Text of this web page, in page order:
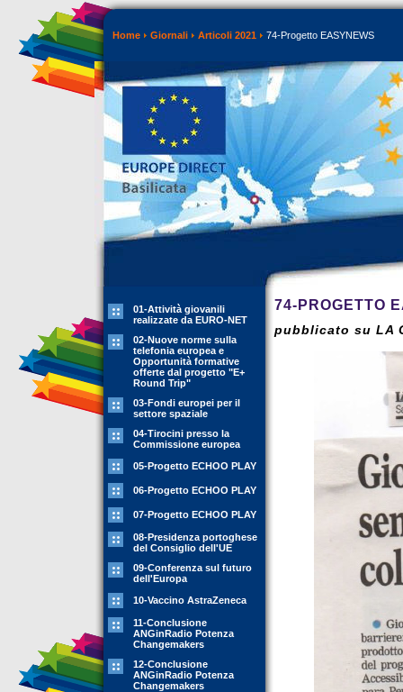
Home Giornali Articoli 2021 74-Progetto EASYNEWS
01-Attività giovanili
realizzate da EURO-NET
02-Nuove norme sulla
telefonia europea e
Opportunità formative
offerte dal progetto "E+
Round Trip"
03-Fondi europei per il
settore spaziale
04-Tirocini presso la
Commissione europea
05-Progetto ECHOO PLAY
06-Progetto ECHOO PLAY
07-Progetto ECHOO PLAY
08-Presidenza portoghese
del Consiglio dell'UE
09-Conferenza sul futuro
dell'Europa
10-Vaccino AstraZeneca
11-Conclusione
ANGinRadio Potenza
Changemakers
12-Conclusione
ANGinRadio Potenza
Changemakers
74-PROGETTO
pubblicato su LA